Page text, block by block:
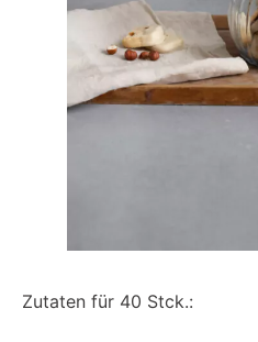
Zutaten für 40 Stck.: